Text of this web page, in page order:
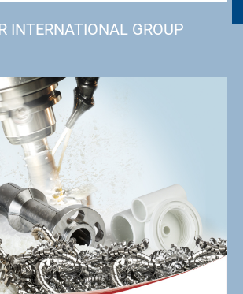
INTERNATIONAL GROUP